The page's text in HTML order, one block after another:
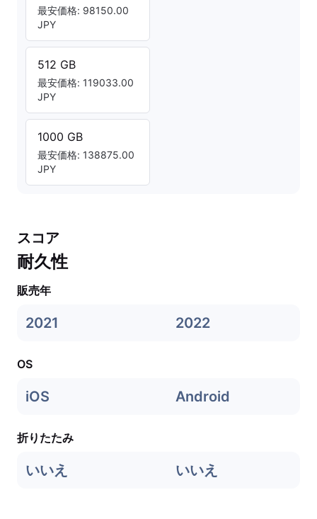
最安価格: 98150.00
JPY
512 GB
最安価格: 119033.00
JPY
1000 GB
最安価格: 138875.00
JPY
スコア
耐久性
販売年
2021 2022
OS
iOS Android
折りたたみ
いいえ いいえ